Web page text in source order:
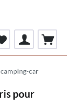
car
pour